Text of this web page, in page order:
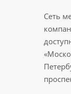
Сеть